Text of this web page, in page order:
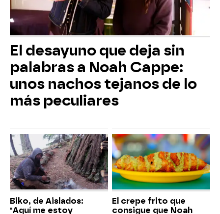
El desayuno que deja sin
palabras a Noah Cappe:
unos nachos tejanos de lo
más peculiares
Biko, de Aislados:
"Aquí me estoy
El crepe frito que
consigue que Noah